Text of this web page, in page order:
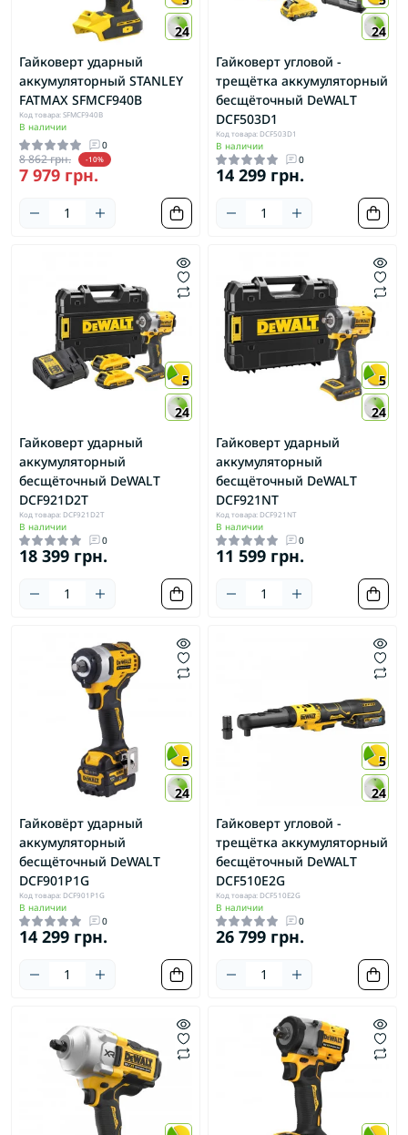
24
Гайковерт ударный
аккумуляторный STANLEY
FATMAX SFMCF940B
Код товара: SFMCF940B
В наличии
0
8 862 грн. -10%
7 979 грн.
24
Гайковерт угловой -
трещётка аккумуляторный
бесщёточный DeWALT
DCF503D1
Код товара: DCF503D1
В наличии
0
14 299 грн.
5
24
Гайковерт ударный
аккумуляторный
бесщёточный DeWALT
DCF921D2T
Код товара: DCF921D2T
В наличии
0
18 399 грн.
5
24
Гайковерт ударный
аккумуляторный
бесщёточный DeWALT
DCF921NT
Код товара: DCF921NT
В наличии
0
11 599 грн.
5
24
Гайковёрт ударный
аккумуляторный
бесщёточный DeWALT
DCF901P1G
Код товара: DCF901P1G
В наличии
0
14 299 грн.
5
24
Гайковерт угловой -
трещётка аккумуляторный
бесщёточный DeWALT
DCF510E2G
Код товара: DCF510E2G
В наличии
0
26 799 грн.